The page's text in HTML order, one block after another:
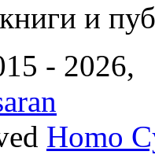
и
- 2026,
Homo